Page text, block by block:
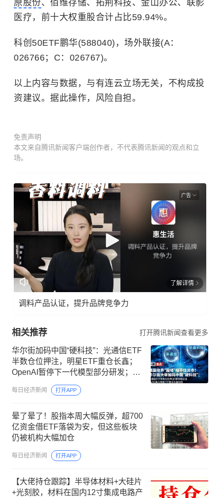
原股份、佰维存储、拓荆科技、金山办公、联影
医疗，前十大权重股合计占比59.94%。
科创50ETF鹏华(588040)，场外联接(A：
026766；C：026767)。
以上内容与数据，与有连云立场无关，不构成投
资建议。据此操作，风险自担。
免责声明
本文来自腾讯新闻客户端创作者，不代表腾讯新闻的观点和立
场。
广告
了解详情
调料产品认证，提升品牌竞争力
相关推荐 打开腾讯新闻查看更多
华尔街加码中国“硬科技”：光通信ETF
半数仓位押注，明星ETF重仓长鑫；
OpenAI暂停下一代模型部分研发；美
联储9月加息概率降至44%，金价涨破
4300美元 | 一周国际财经
每日经济新闻 打开APP
晕了晕了！股指本周大幅反弹，超700
亿资金借ETF落袋为安，但这些板块
仍被机构大幅加仓
每日经济新闻 打开APP
【大佬持仓跟踪】半导体材料+大硅片
+光刻胶，材料在国内12寸集成电路产